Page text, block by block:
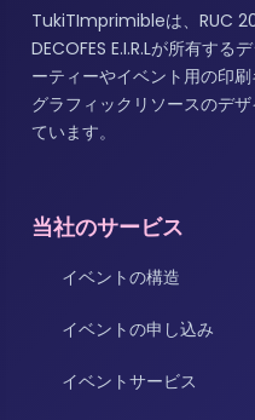
TukiTImprimibleは、RUC
DECOFES E.I.R.Lが所有する
ーティーやイベント用の印
グラフィックリソースのデ
ています。
当社のサービス
イベントの構造
イベントの申し込み
イベントサービス